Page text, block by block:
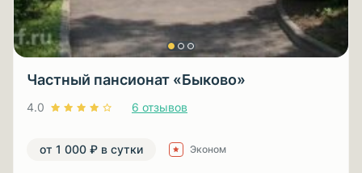
Частный пансионат «Быково»
4.0 6 отзывов
от 1 000 ₽ в сутки Эконом